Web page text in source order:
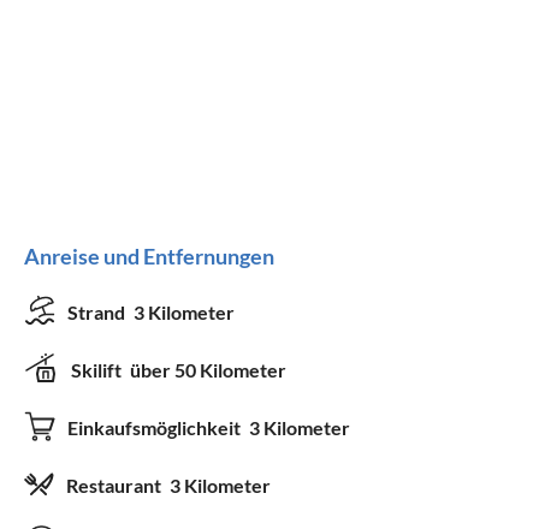
Anreise und Entfernungen
Strand 3 Kilometer
Skilift über 50 Kilometer
Einkaufsmöglichkeit 3 Kilometer
Restaurant 3 Kilometer